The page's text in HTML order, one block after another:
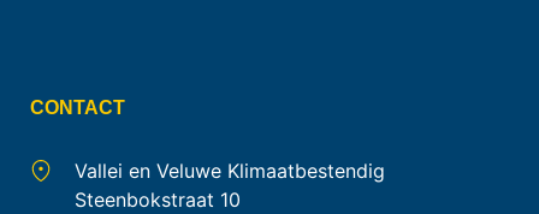
CONTACT
Vallei en Veluwe Klimaatbestendig
Steenbokstraat 10